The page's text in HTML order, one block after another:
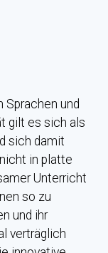
Sprachen und
gilt es sich als
sich damit
in platte
Unterricht
so zu
und ihr
verträglich